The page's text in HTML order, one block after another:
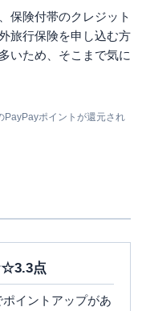
保険付帯のクレジット
旅行保険を申し込む方
いため、そこまで気に
PayPayポイントが還元され
点
イントアップがあ